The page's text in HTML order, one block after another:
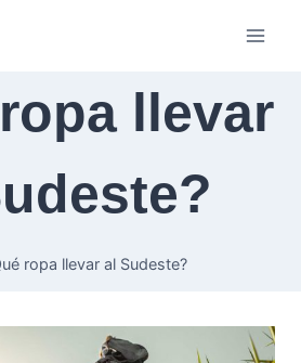
llevar
ropa llevar al Sudeste?